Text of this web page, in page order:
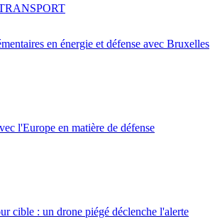
en énergie et défense avec Bruxelles
l'Europe en matière de défense
cible : un drone piégé déclenche l'alerte